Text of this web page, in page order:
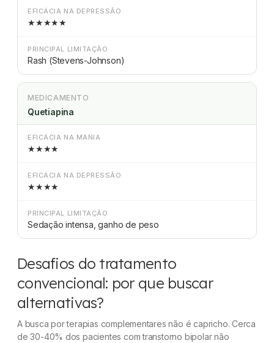
EFICÁCIA NA DEPRESSÃO
★★★★★
PRINCIPAL LIMITAÇÃO
Rash (Stevens-Johnson)
MEDICAMENTO
Quetiapina
EFICÁCIA NA MANIA
★★★★
EFICÁCIA NA DEPRESSÃO
★★★★
PRINCIPAL LIMITAÇÃO
Sedação intensa, ganho de peso
Desafios do tratamento
convencional: por que buscar
alternativas?
A busca por terapias complementares não é capricho. Cerca
de 30-40% dos pacientes com transtorno bipolar não